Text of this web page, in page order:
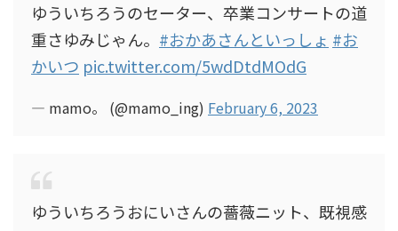
ゆういちろうのセーター、卒業コンサートの道
重さゆみじゃん。 #おかあさんといっしょ #お
かいつ pic.twitter.com/5wdDtdMOdG
— mamo。 (@mamo_ing) February 6, 2023
ゆういちろうおにいさんの薔薇ニット、既視感